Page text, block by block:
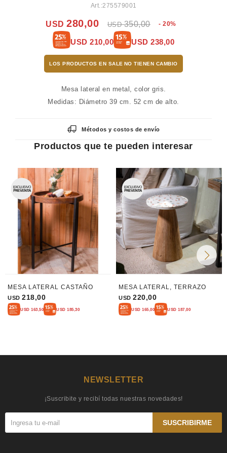
275579001
USD 280,00 USD 350,00 20
USD 210,00 USD 238,00
LOS PRODUCTOS EN SALE
Mesa lateral en metal, color gris.
Medidas: Diámetro 39 cm. 52 cm de alto.
Métodos y costos de envío
Productos que te pueden interesar
MESA LATERAL CASTAÑO
USD 218,00
USD 163,50 USD 185,30
MESA LATERAL, TERRAZO
USD 220,00
USD 165,00 USD 187,00
NEWSLETTER
¡Suscribite y recibí todas nuestras novedades!
SUSCRIBIRME